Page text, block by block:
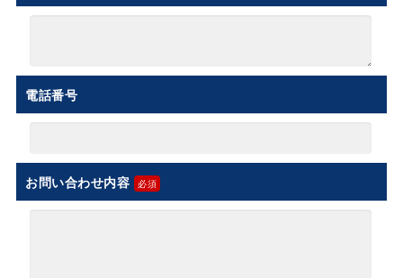
電話番号
お問い合わせ内容